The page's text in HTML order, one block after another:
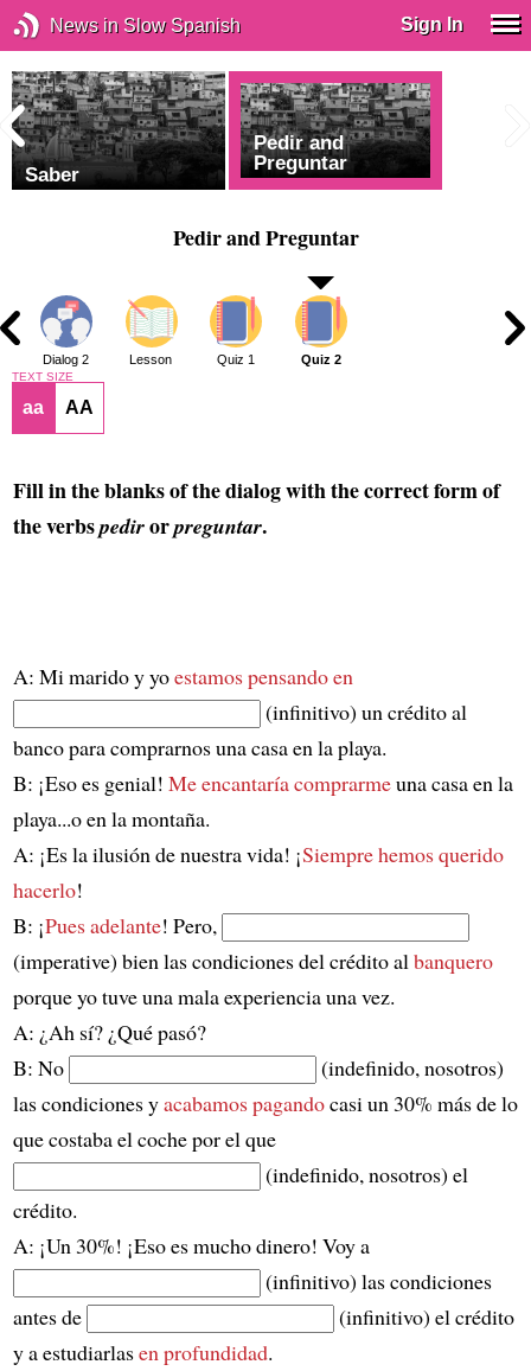
News in Slow Spanish Sign In
Saber
Pedir and
Preguntar
Pedir and Preguntar
Dialog 2 Lesson Quiz 1 Quiz 2
TEXT SIZE
aa AA
Fill in the blanks of the dialog with the correct form of
the verbspedirorpreguntar.
A: Mi marido y yoestamos pensando en
(infinitivo) un crédito al
banco para comprarnos una casa en la playa.
B: ¡Eso es genial! Me encantaría comprarmeuna casa en la
playa...o en la montaña.
A: ¡Es la ilusión de nuestra vida! ¡Siempre hemos querido
hacerlo!
B: ¡Pues adelante! Pero,
(imperative) bien las condiciones del crédito al banquero
porque yo tuve una mala experiencia una vez.
A: ¿Ah sí? ¿Qué pasó?
B: No
(indefinido, nosotros)
las condiciones yacabamos pagandocasi un 30% más de lo
que costaba el coche por el que
(indefinido, nosotros) el
crédito.
A: ¡Un 30%! ¡Eso es mucho dinero! Voy a
(infinitivo) las condiciones
antes de
(infinitivo) el crédito
y a estudiarlasen profundidad.